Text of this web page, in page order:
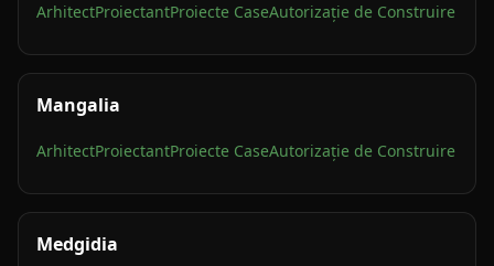
ArhitectProiectantProiecte CaseAutorizație de Construire
Mangalia
ArhitectProiectantProiecte CaseAutorizație de Construire
Medgidia